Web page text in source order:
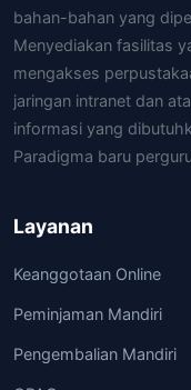
bahan-bahan yang
Menyediakan fasilitas
mengakses
jaringan intranet dan
informasi yang
Paradigma baru
Layanan
Keanggotaan Online
Peminjaman Mandiri
Pengembalian Mandiri